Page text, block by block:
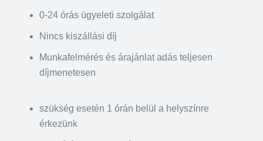
0-24 órás ügyeleti szolgálat
Nincs kiszállási díj
Munkafelmérés és árajánlat adás teljesen
díjmenetesen
szükség esetén 1 órán belül a helyszínre
érkezünk